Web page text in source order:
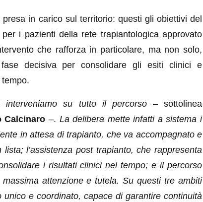
in carico sul territorio: questi gli obiettivi del
i pazienti della rete trapiantologica approvato
che rafforza in particolare, ma non solo,
fase decisiva per consolidare gli esiti clinici e
interveniamo su tutto il percorso– sottolinea
Calcinaro –. La delibera mette infatti a sistema i
in attesa di trapianto, che va accompagnato e
lista; l’assistenza post trapianto, che rappresenta
i risultati clinici nel tempo; e il percorso
attenzione e tutela. Su questi tre ambiti
e coordinato, capace di garantire continuità